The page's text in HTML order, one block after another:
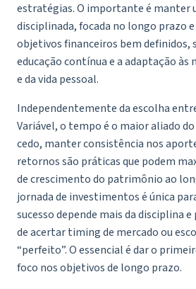
estratégias. O importante é manter
disciplinada, focada no longo prazo
objetivos financeiros bem definidos,
educação contínua e a adaptação às
e da vida pessoal.
Independentemente da escolha
Variável, o tempo é o maior aliado
cedo, manter consistência nos
retornos são práticas que podem
de crescimento do patrimônio ao
jornada de investimentos é única
sucesso depende mais da disciplina
de acertar timing de mercado ou
“perfeito”. O essencial é dar o
foco nos objetivos de longo prazo.